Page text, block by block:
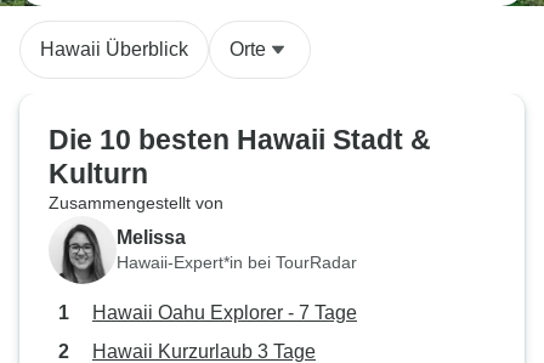
Hawaii Überblick Orte
Die 10 besten Hawaii Stadt &
Kulturn
Zusammengestellt von
Melissa
Hawaii-Expert*in bei TourRadar
Hawaii Oahu Explorer - 7 Tage
Hawaii Kurzurlaub 3 Tage